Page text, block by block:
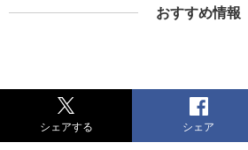
おすすめ情報
シェアする シェア